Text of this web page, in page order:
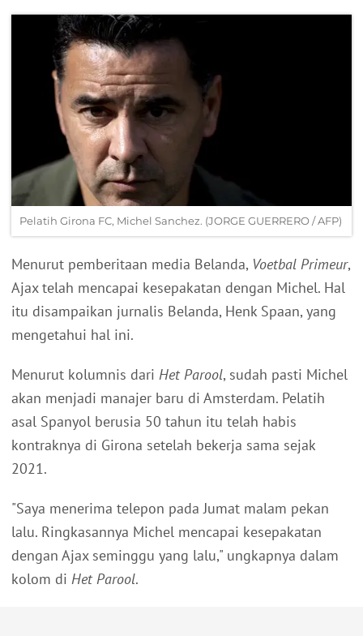
Pelatih Girona FC, Michel Sanchez. (JORGE GUERRERO / AFP)
Menurut pemberitaan media Belanda, Voetbal Primeur,
Ajax telah mencapai kesepakatan dengan Michel. Hal
itu disampaikan jurnalis Belanda, Henk Spaan, yang
mengetahui hal ini.
Menurut kolumnis dari Het Parool, sudah pasti Michel
akan menjadi manajer baru di Amsterdam. Pelatih
asal Spanyol berusia 50 tahun itu telah habis
kontraknya di Girona setelah bekerja sama sejak
2021.
"Saya menerima telepon pada Jumat malam pekan
lalu. Ringkasannya Michel mencapai kesepakatan
dengan Ajax seminggu yang lalu," ungkapnya dalam
kolom di Het Parool.